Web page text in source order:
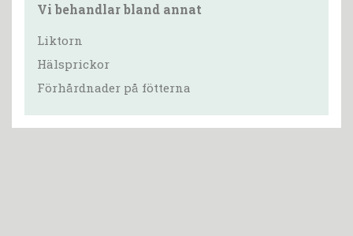
Vi behandlar bland annat
Liktorn
Hälsprickor
Förhårdnader på fötterna